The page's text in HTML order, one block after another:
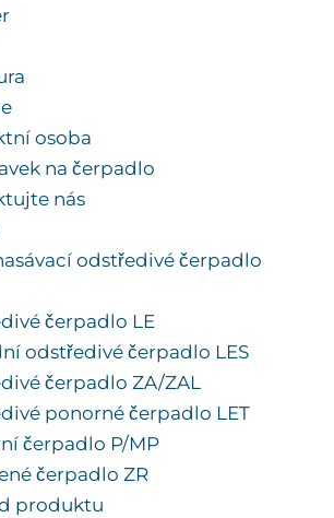
osoba
na čerpadlo
nás
odstředivé čerpadlo
čerpadlo LE
odstředivé čerpadlo LES
čerpadlo ZA/ZAL
ponorné čerpadlo LET
čerpadlo P/MP
čerpadlo ZR
produktu